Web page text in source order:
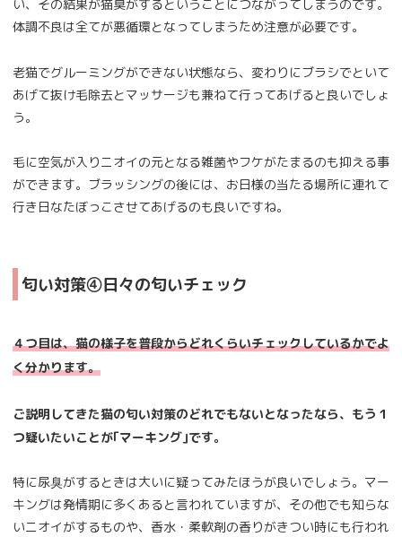
い、その結果が猫臭がするということにつながってしまうのです。
体調不良は全てが悪循環となってしまうため注意が必要です。
老猫でグルーミングができない状態なら、変わりにブラシでといて
あげて抜け毛除去とマッサージも兼ねて行ってあげると良いでしょ
う。
毛に空気が入りニオイの元となる雑菌やフケがたまるのも抑える事
ができます。ブラッシングの後には、お日様の当たる場所に連れて
行き日なたぼっこさせてあげるのも良いですね。
匂い対策④日々の匂いチェック
４つ目は、猫の様子を普段からどれくらいチェックしているかでよ
く分かります。
ご説明してきた猫の匂い対策のどれでもないとなったなら、もう１
つ疑いたいことが｢マーキング｣です。
特に尿臭がするときは大いに疑ってみたほうが良いでしょう。マー
キングは発情期に多くあると言われていますが、その他でも知らな
いニオイがするものや、香水・柔軟剤の香りがきつい時にも行われ